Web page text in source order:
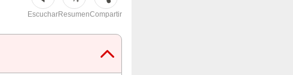
EscucharResumenCompartir